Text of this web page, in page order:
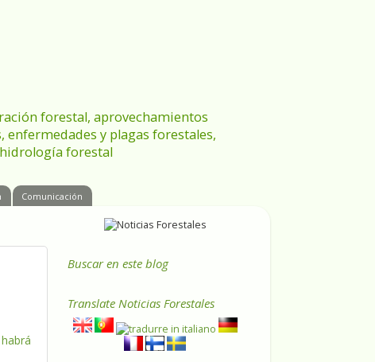
forestal, aprovechamientos
y plagas forestales,
forestal
Comunicación
Buscar en este blog
Translate Noticias Forestales